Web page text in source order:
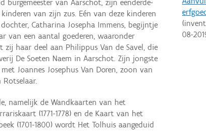
08-
burgemeester van Aarschot, zijn eenderde-
van zijn zus. Eén van deze kinderen
Catharina Josepha Immens, begijntje
van een aantal goederen, waaronder
haar deel aan Philippus Van de Savel, die
De Soeten Naem in Aarschot. Zijn jongste
Joannes Josephus Van Doren, zoon van
namelijk de Wandkaarten van het
(1771-1778) en de Kaart van het
(1701-1800) wordt Het Tolhuis aangeduid